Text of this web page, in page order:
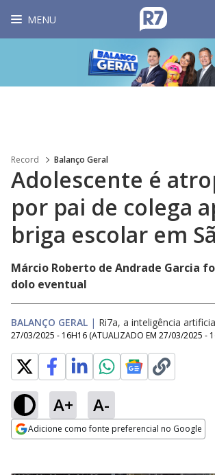
MENU
Record Balanço Geral
Adolescente é
por pai de colega
briga escolar em
Márcio Roberto de Andrade Garcia
dolo eventual
BALANÇO GERAL | Ri7a, a inteligência
27/03/2025 - 16H16 (ATUALIZADO EM 27/03/2025 -
A+ A-
Adicione como fonte preferencial no Google